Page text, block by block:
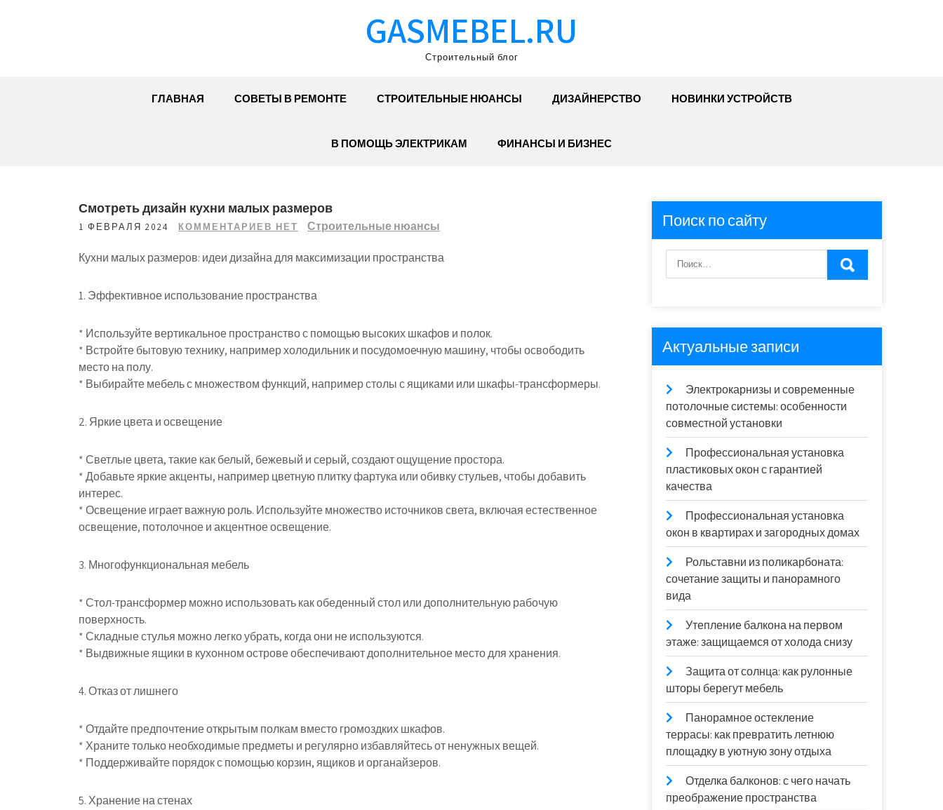
GASMEBEL.RU
Строительный блог
ГЛАВНАЯ СОВЕТЫ В РЕМОНТЕ СТРОИТЕЛЬНЫЕ НЮАНСЫ ДИЗАЙНЕРСТВО НОВИНКИ УСТРОЙСТВ
В ПОМОЩЬ ЭЛЕКТРИКАМ ФИНАНСЫ И БИЗНЕС
Смотреть дизайн кухни малых размеров
1 ФЕВРАЛЯ 2024 КОММЕНТАРИЕВ НЕТ Строительные нюансы
Кухни малых размеров: идеи дизайна для максимизации пространства
1. Эффективное использование пространства
* Используйте вертикальное пространство с помощью высоких шкафов и полок.
* Встройте бытовую технику, например холодильник и посудомоечную машину, чтобы освободить
место на полу.
* Выбирайте мебель с множеством функций, например столы с ящиками или шкафы-трансформеры.
2. Яркие цвета и освещение
* Светлые цвета, такие как белый, бежевый и серый, создают ощущение простора.
* Добавьте яркие акценты, например цветную плитку фартука или обивку стульев, чтобы добавить
интерес.
* Освещение играет важную роль. Используйте множество источников света, включая естественное
освещение, потолочное и акцентное освещение.
3. Многофункциональная мебель
* Стол-трансформер можно использовать как обеденный стол или дополнительную рабочую
поверхность.
* Складные стулья можно легко убрать, когда они не используются.
* Выдвижные ящики в кухонном острове обеспечивают дополнительное место для хранения.
4. Отказ от лишнего
* Отдайте предпочтение открытым полкам вместо громоздких шкафов.
* Храните только необходимые предметы и регулярно избавляйтесь от ненужных вещей.
* Поддерживайте порядок с помощью корзин, ящиков и органайзеров.
5. Хранение на стенах
Поиск по сайту
Актуальные записи
Электрокарнизы и современные
потолочные системы: особенности
совместной установки
Профессиональная установка
пластиковых окон с гарантией
качества
Профессиональная установка
окон в квартирах и загородных домах
Рольставни из поликарбоната:
сочетание защиты и панорамного
вида
Утепление балкона на первом
этаже: защищаемся от холода снизу
Защита от солнца: как рулонные
шторы берегут мебель
Панорамное остекление
террасы: как превратить летнюю
площадку в уютную зону отдыха
Отделка балконов: с чего начать
преображение пространства